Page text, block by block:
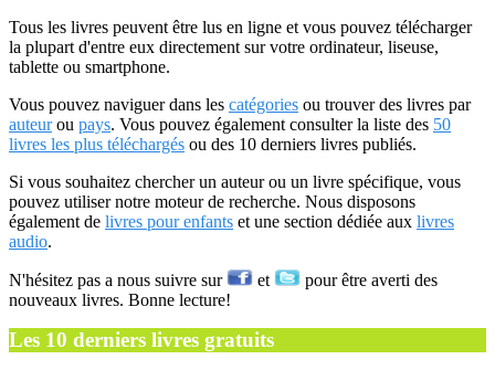
Tous les livres peuvent être lus en ligne et vous pouvez télécharger
la plupart d'entre eux directement sur votre ordinateur, liseuse,
tablette ou smartphone.
Vous pouvez naviguer dans les catégories ou trouver des livres par
auteurou pays. Vous pouvez également consulter la liste des 50
livres les plus téléchargés ou des 10 derniers livres publiés.
Si vous souhaitez chercher un auteur ou un livre spécifique, vous
pouvez utiliser notre moteur de recherche. Nous disposons
également de livres pour enfants et une section dédiée aux livres
audio.
N'hésitez pas a nous suivre sur et
pour être averti des
nouveaux livres. Bonne lecture!
Les 10 derniers livres gratuits